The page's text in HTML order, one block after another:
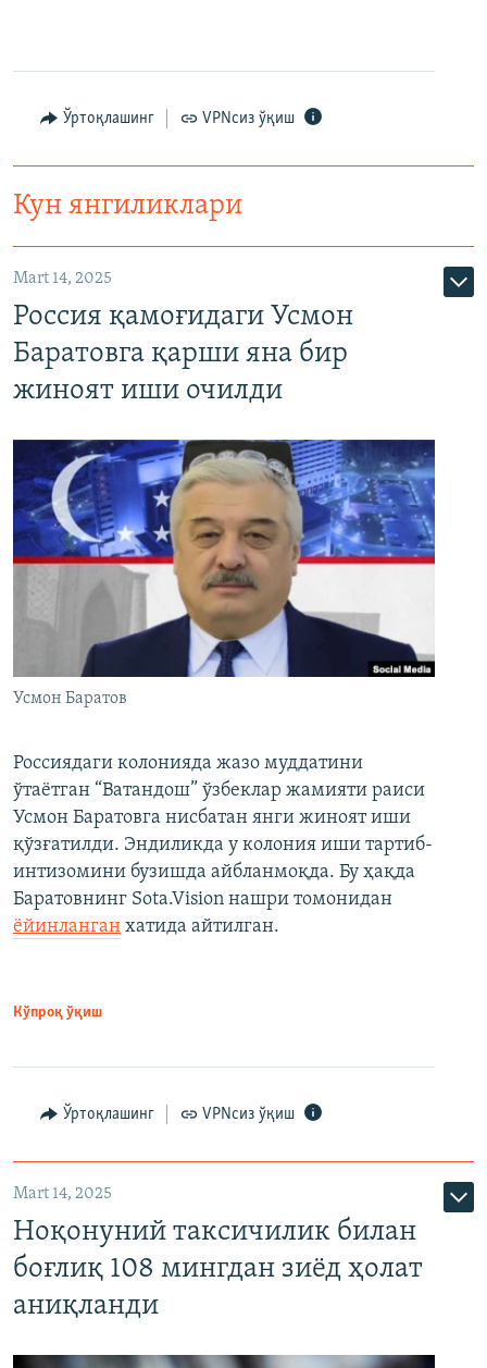
Ўртоқлашинг VPNсиз ўқиш
Кун янгиликлари
Mart 14, 2025
Россия қамоғидаги Усмон
Баратовга қарши яна бир
жиноят иши очилди
Усмон Баратов
Россиядаги колонияда жазо муддатини
ўтаётган “Ватандош” ўзбеклар жамияти раиси
Усмон Баратовга нисбатан янги жиноят иши
қўзғатилди. Эндиликда у колония иши тартиб-
интизомини бузишда айбланмоқда. Бу ҳақда
Баратовнинг Sota.Vision нашри томонидан
ёйинланган хатида айтилган.
Кўпроқ ўқиш
Ўртоқлашинг VPNсиз ўқиш
Mart 14, 2025
Ноқонуний таксичилик билан
боғлиқ 108 мингдан зиёд ҳолат
аниқланди